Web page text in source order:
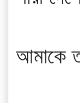
আমাকে